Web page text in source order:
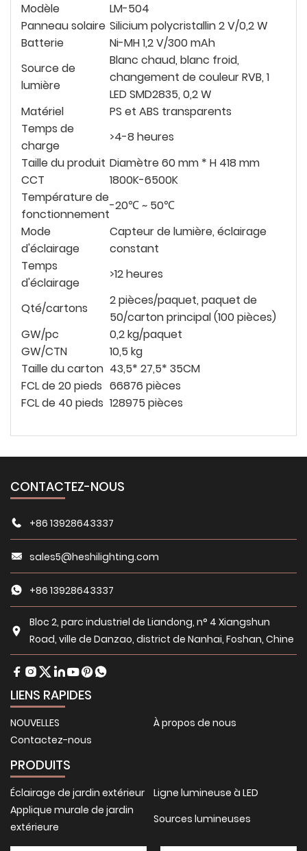
Modèle
LM-504
Panneau solaire Silicium polycristallin 2 V/0,2 W
Batterie
Ni-MH 1,2 V/300 mAh
Source de
lumière
Blanc chaud, blanc froid,
changement de couleur RVB, 1
LED SMD2835, 0,2 W
Matériel
PS et ABS transparents
Temps de
charge
>4-8 heures
Taille du produit Diamètre 60 mm * H 418 mm
CCT
1800K-6500K
Température de
fonctionnement
-20℃ ~ 50℃
Mode
d'éclairage
Capteur de lumière, éclairage
constant
Temps
d'éclairage
>12 heures
Qté/cartons
2 pièces/paquet, paquet de
50/carton principal (100 pièces)
GW/pc
0,2 kg/paquet
GW/CTN
10,5 kg
Taille du carton 43,5* 27,5* 35CM
FCL de 20 pieds 66876 pièces
FCL de 40 pieds 128975 pièces
CONTACTEZ-NOUS
+86 13928643337
sales5@heshilighting.com
+86 13928643337
Bloc 2, parc industriel de Liandong, n° 4 Xiangshun
Road, ville de Danzao, district de Nanhai, Foshan, Chine
LIENS RAPIDES
NOUVELLES
À propos de nous
Contactez-nous
PRODUITS
Éclairage de jardin extérieur
Ligne lumineuse à LED
Applique murale de jardin
extérieure
Sources lumineuses